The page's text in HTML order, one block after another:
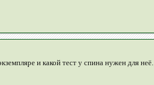
и какой тест у спина нужен для неё.